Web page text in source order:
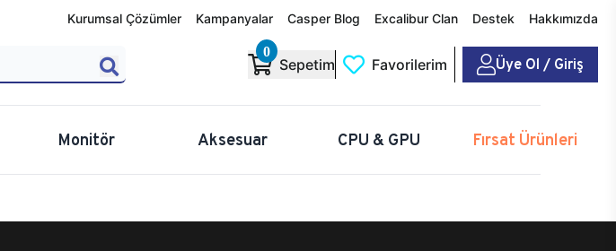
Kurumsal Çözümler Kampanyalar Casper Blog Excalibur Clan Destek Hakkımızda
0
Sepetim Favorilerim Üye Ol / Giriş
Monitör Aksesuar CPU & GPU Fırsat Ürünleri